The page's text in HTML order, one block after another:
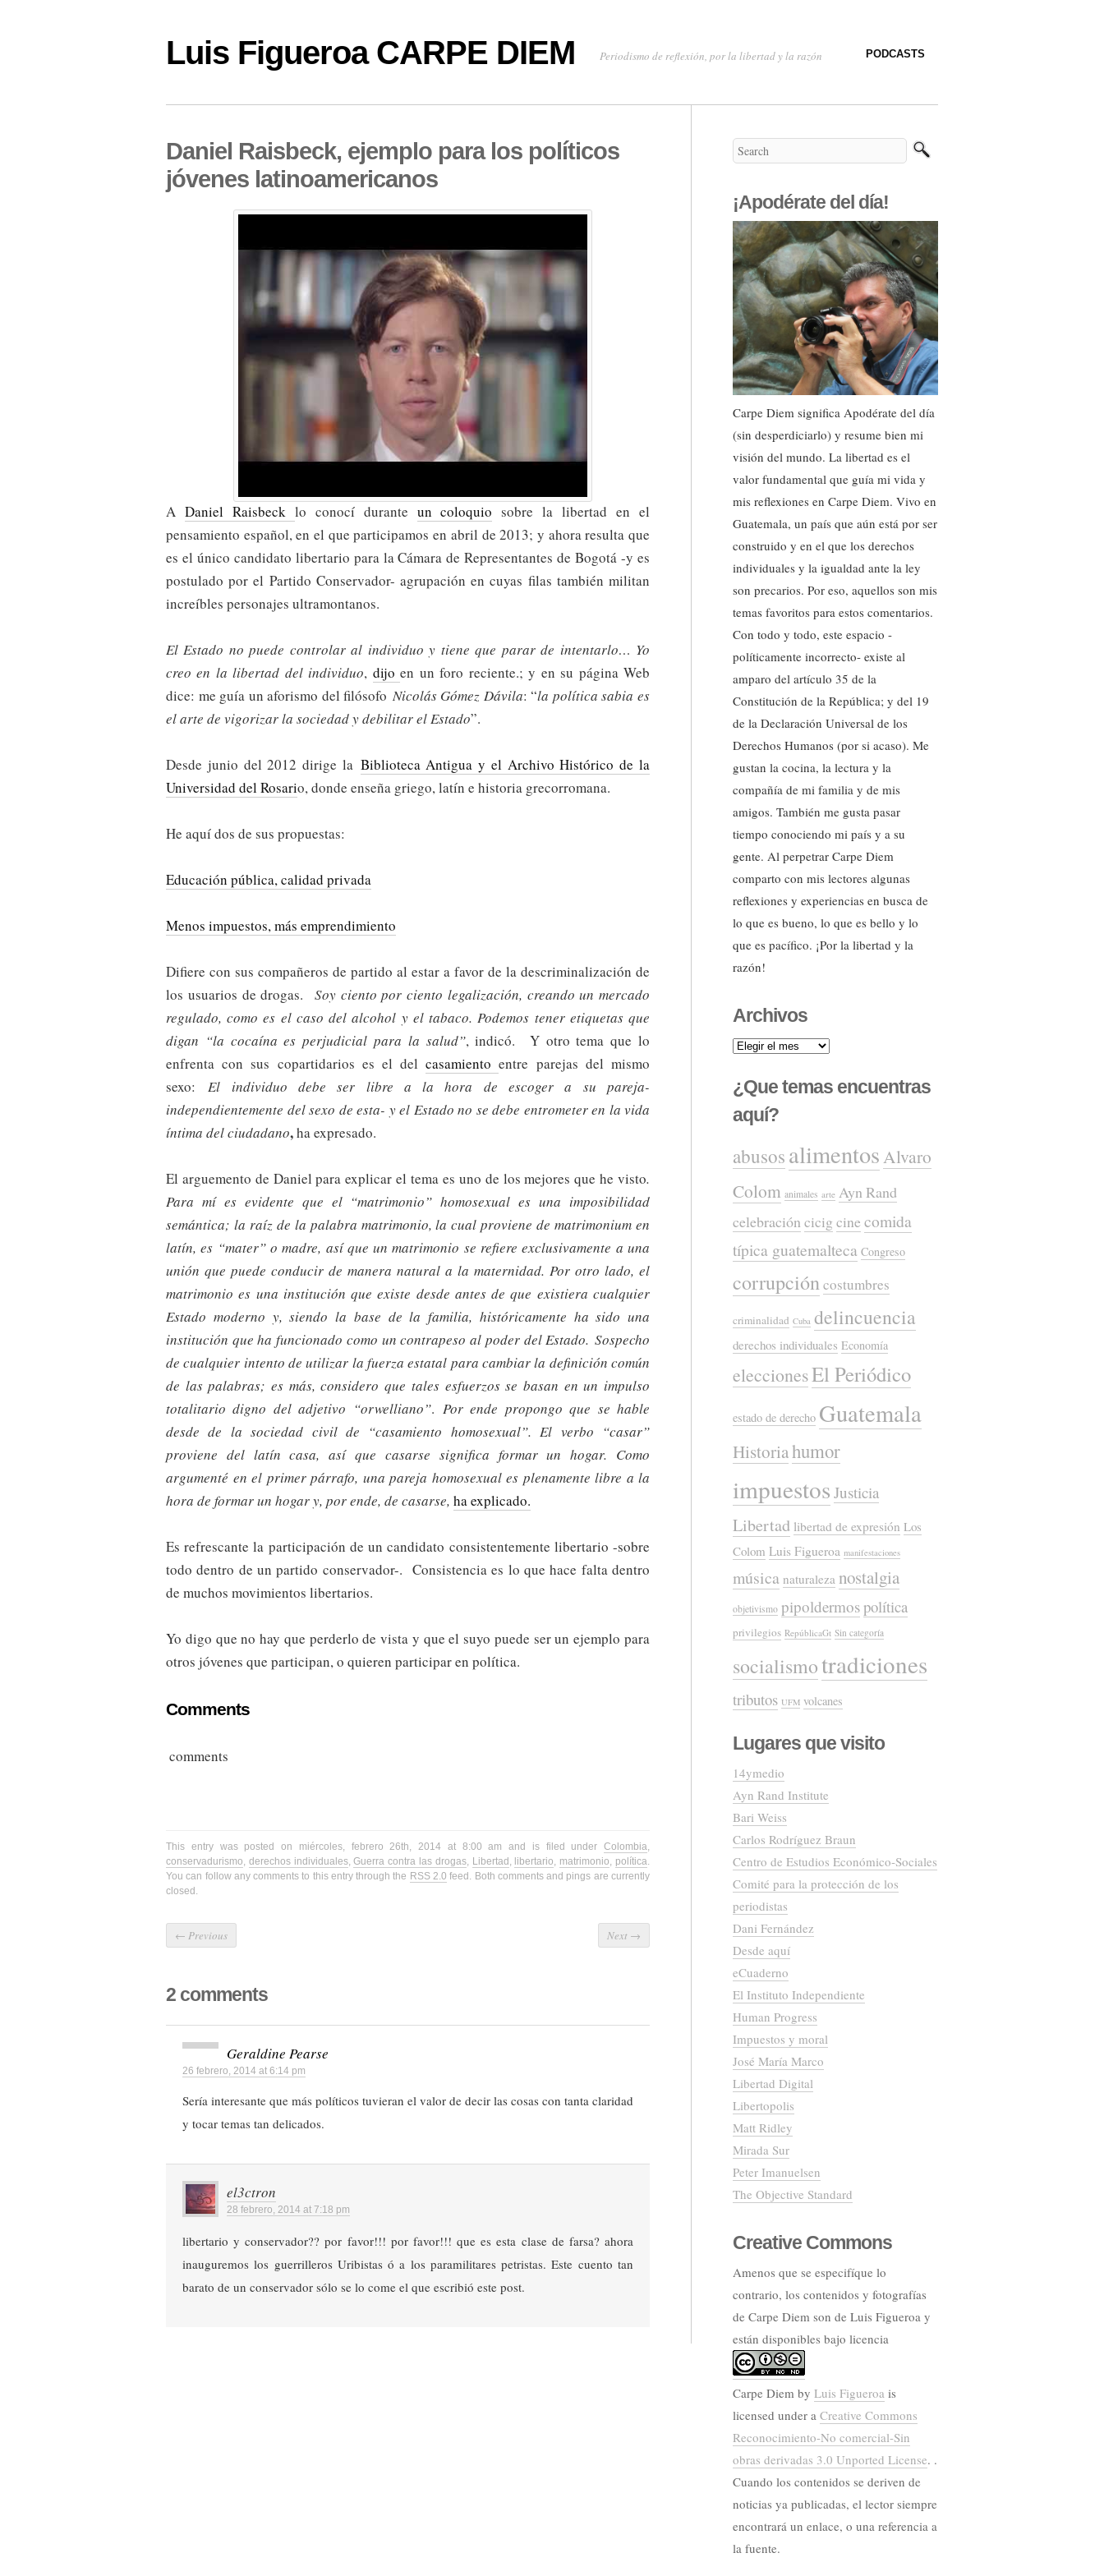
Luis Figueroa CARPE DIEM Periodismo de reflexión, por la libertad y la razón PODCASTS
Daniel Raisbeck, ejemplo para los políticos
jóvenes latinoamericanos
A Daniel Raisbeck lo conocí durante un coloquio sobre la libertad en el
pensamiento español, en el que participamos en abril de 2013; y ahora resulta que
es el único candidato libertario para la Cámara de Representantes de Bogotá -y es
postulado por el Partido Conservador- agrupación en cuyas filas también militan
increíbles personajes ultramontanos.
El Estado no puede controlar al individuo y tiene que parar de intentarlo… Yo
creo en la libertad del individuo, dijoen un foro reciente.; y en su página Web
dice: me guía un aforismo del filósofo Nicolás Gómez Dávila: “la política sabia es
el arte de vigorizar la sociedad y debilitar el Estado”.
Desde junio del 2012 dirige la Biblioteca Antigua y el Archivo Histórico de la
Universidad del Rosario, donde enseña griego, latín e historia grecorromana.
He aquí dos de sus propuestas:
Educación pública, calidad privada
Menos impuestos, más emprendimiento
Difiere con sus compañeros de partido al estar a favor de la descriminalización de
los usuarios de drogas. Soy ciento por ciento legalización, creando un mercado
regulado, como es el caso del alcohol y el tabaco. Podemos tener etiquetas que
digan “la cocaína es perjudicial para la salud”, indicó. Y otro tema que lo
enfrenta con sus copartidarios es el delcasamientoentre parejas del mismo
sexo:El individuo debe ser libre a la hora de escoger a su pareja-
independientemente del sexo de esta- y el Estado no se debe entrometer en la vida
íntima del ciudadano,ha expresado.
El arguemento de Daniel para explicar el tema es uno de los mejores que he visto.
Para mí es evidente que el “matrimonio” homosexual es una imposibilidad
semántica; la raíz de la palabra matrimonio, la cual proviene de matrimonium en
latín, es “mater” o madre, así que un matrimonio se refiere exclusivamente a una
unión que puede conducir de manera natural a la maternidad. Por otro lado, el
matrimonio es una institución que existe desde antes de que existiera cualquier
Estado moderno y, siendo la base de la familia, históricamente ha sido una
institución que ha funcionado como un contrapeso al poder del Estado. Sospecho
de cualquier intento de utilizar la fuerza estatal para cambiar la definición común
de las palabras; es más, considero que tales esfuerzos se basan en un impulso
totalitario digno del adjetivo “orwelliano”. Por ende propongo que se hable
desde de la sociedad civil de “casamiento homosexual”. El verbo “casar”
proviene del latín casa, así que casarse significa formar un hogar. Como
argumenté en el primer párrafo, una pareja homosexual es plenamente libre a la
hora de formar un hogar y, por ende, de casarse, ha explicado.
Es refrescante la participación de un candidato consistentemente libertario -sobre
todo dentro de un partido conservador-. Consistencia es lo que hace falta dentro
de muchos movimientos libertarios.
Yo digo que no hay que perderlo de vista y que el suyo puede ser un ejemplo para
otros jóvenes que participan, o quieren participar en política.
Comments
comments
This entry was posted on miércoles, febrero 26th, 2014 at 8:00 am and is filed under Colombia,
conservadurismo, derechos individuales,Guerra contra las drogas, Libertad , libertario, matrimonio, política.
You can follow any comments to this entry through the RSS 2.0 feed. Both comments and pings are currently
closed.
← Previous Next →
2 comments
Geraldine Pearse
26 febrero, 2014 at 6:14 pm
Sería interesante que más políticos tuvieran el valor de decir las cosas con tanta claridad
y tocar temas tan delicados.
el3ctron
28 febrero, 2014 at 7:18 pm
libertario y conservador?? por favor!!! por favor!!! que es esta clase de farsa? ahora
inauguremos los guerrilleros Uribistas ó a los paramilitares petristas. Este cuento tan
barato de un conservador sólo se lo come el que escribió este post.
¡Apodérate del día!
Carpe Diem significa Apodérate del día
(sin desperdiciarlo) y resume bien mi
visión del mundo. La libertad es el
valor fundamental que guía mi vida y
mis reflexiones en Carpe Diem. Vivo en
Guatemala, un país que aún está por ser
construido y en el que los derechos
individuales y la igualdad ante la ley
son precarios. Por eso, aquellos son mis
temas favoritos para estos comentarios.
Con todo y todo, este espacio -
políticamente incorrecto- existe al
amparo del artículo 35 de la
Constitución de la República; y del 19
de la Declaración Universal de los
Derechos Humanos (por si acaso). Me
gustan la cocina, la lectura y la
compañía de mi familia y de mis
amigos. También me gusta pasar
tiempo conociendo mi país y a su
gente. Al perpetrar Carpe Diem
comparto con mis lectores algunas
reflexiones y experiencias en busca de
lo que es bueno, lo que es bello y lo
que es pacífico. ¡Por la libertad y la
razón!
Archivos
Archivos
¿Que temas encuentras
aquí?
abusos alimentosAlvaro
Colom animales arte Ayn Rand
celebración cicig cine comida
típica guatemalteca Congreso
corrupcióncostumbres
criminalidad Cuba delincuencia
derechos individuales Economía
eleccionesEl Periódico
estado de derecho Guatemala
Historiahumor
impuestos Justicia
Libertad libertad de expresión Los
Colom Luis Figueroa manifestaciones
música naturaleza nostalgia
objetivismo pipoldermospolítica
privilegios RepúblicaGt Sin categoría
socialismotradiciones
tributos UFM volcanes
Lugares que visito
14ymedio
Ayn Rand Institute
Bari Weiss
Carlos Rodríguez Braun
Centro de Estudios Económico-Sociales
Comité para la protección de los
periodistas
Dani Fernández
Desde aquí
eCuaderno
El Instituto Independiente
Human Progress
Impuestos y moral
José María Marco
Libertad Digital
Libertopolis
Matt Ridley
Mirada Sur
Peter Imanuelsen
The Objective Standard
Creative Commons
Amenos que se especifíque lo
contrario, los contenidos y fotografías
de Carpe Diem son de Luis Figueroa y
están disponibles bajo licencia
Carpe Diem by Luis Figueroa is
licensed under a Creative Commons
Reconocimiento-No comercial-Sin
obras derivadas 3.0 Unported License. .
Cuando los contenidos se deriven de
noticias ya publicadas, el lector siempre
encontrará un enlace, o una referencia a
la fuente.